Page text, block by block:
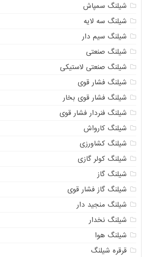
شیلنگ سمپاش
شیلنگ سه لایه
شیلنگ سیم دار
شیلنگ صنعتی
شیلنگ صنعتی لاستیکی
شیلنگ فشار قوی
شیلنگ فشار قوی بخار
شیلنگ فنردار فشار قوی
شیلنگ کارواش
شیلنگ کشاورزی
شیلنگ کولر گازی
شیلنگ گاز
شیلنگ گاز فشار قوی
شیلنگ منجید دار
شیلنگ نخدار
شیلنگ هوا
قرقره شیلنگ